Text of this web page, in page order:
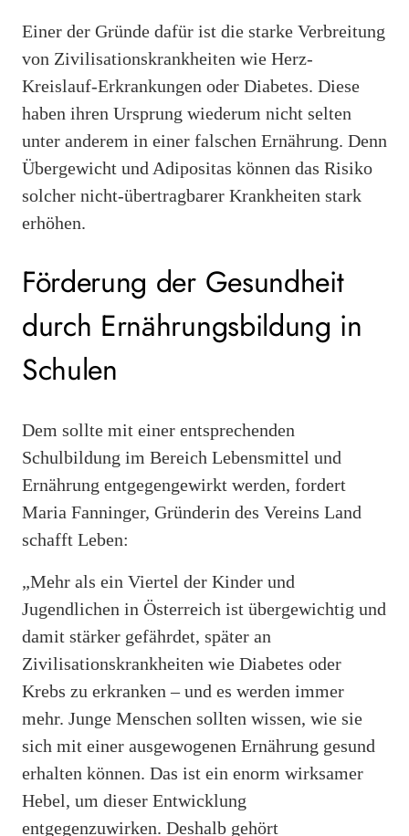
Einer der Gründe dafür ist die starke Verbreitung
von Zivilisationskrankheiten wie Herz-
Kreislauf-Erkrankungen oder Diabetes. Diese
haben ihren Ursprung wiederum nicht selten
unter anderem in einer falschen Ernährung. Denn
Übergewicht und Adipositas können das Risiko
solcher nicht-übertragbarer Krankheiten stark
erhöhen.
Förderung der Gesundheit
durch Ernährungsbildung in
Schulen
Dem sollte mit einer entsprechenden
Schulbildung im Bereich Lebensmittel und
Ernährung entgegengewirkt werden, fordert
Maria Fanninger, Gründerin des Vereins Land
schafft Leben:
„Mehr als ein Viertel der Kinder und
Jugendlichen in Österreich ist übergewichtig und
damit stärker gefährdet, später an
Zivilisationskrankheiten wie Diabetes oder
Krebs zu erkranken – und es werden immer
mehr. Junge Menschen sollten wissen, wie sie
sich mit einer ausgewogenen Ernährung gesund
erhalten können. Das ist ein enorm wirksamer
Hebel, um dieser Entwicklung
entgegenzuwirken. Deshalb gehört